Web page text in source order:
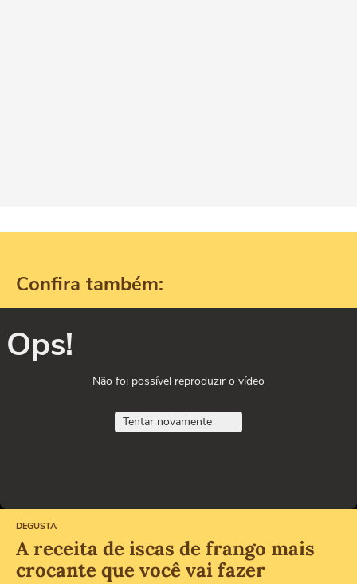
Confira também:
Ops!
Não foi possível reproduzir o vídeo
Tentar novamente
DEGUSTA
A receita de iscas de frango mais
crocante que você vai fazer